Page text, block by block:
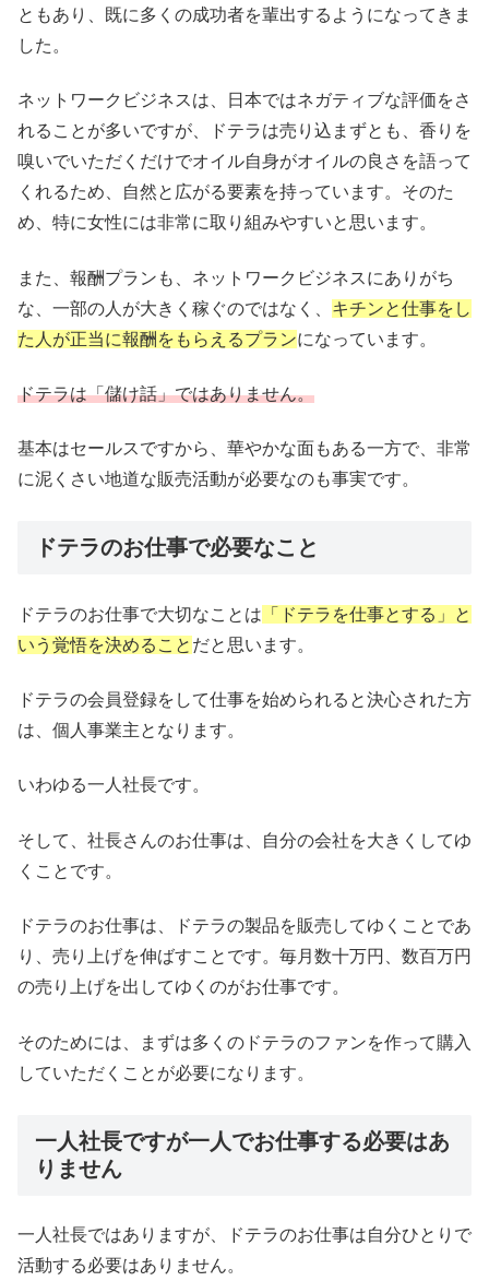
ともあり、既に多くの成功者を輩出するようになってきま
した。
ネットワークビジネスは、日本ではネガティブな評価をさ
れることが多いですが、ドテラは売り込まずとも、香りを
嗅いでいただくだけでオイル自身がオイルの良さを語って
くれるため、自然と広がる要素を持っています。そのた
め、特に女性には非常に取り組みやすいと思います。
また、報酬プランも、ネットワークビジネスにありがち
な、一部の人が大きく稼ぐのではなく、 キチンと仕事をし
た人が正当に報酬をもらえるプランになっています。
ドテラは「儲け話」ではありません。
基本はセールスですから、華やかな面もある一方で、非常
に泥くさい地道な販売活動が必要なのも事実です。
ドテラのお仕事で必要なこと
ドテラのお仕事で大切なことは 「ドテラを仕事とする」と
いう覚悟を決めること だと思います。
ドテラの会員登録をして仕事を始められると決心された方
は、個人事業主となります。
いわゆる一人社長です。
そして、社長さんのお仕事は、自分の会社を大きくしてゆ
くことです。
ドテラのお仕事は、ドテラの製品を販売してゆくことであ
り、売り上げを伸ばすことです。毎月数十万円、数百万円
の売り上げを出してゆくのがお仕事です。
そのためには、まずは多くのドテラのファンを作って購入
していただくことが必要になります。
一人社長ですが一人でお仕事する必要はあ
りません
一人社長ではありますが、ドテラのお仕事は自分ひとりで
活動する必要はありません。